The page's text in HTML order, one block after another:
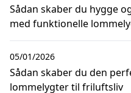
Sådan skaber du hygge
med funktionelle
Sådan skaber du den
lommelygter til friluftsliv
05/01/2026